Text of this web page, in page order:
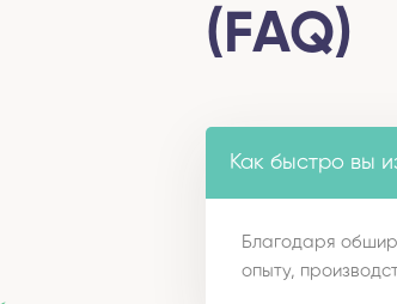
(FAQ)
Как быстро вы
Благодаря
опыту,